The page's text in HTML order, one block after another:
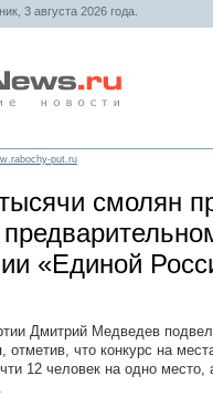
3 августа 2026 года.
put.ru
смолян
«Единой
Дмитрий Медведев
отметив, что конкурс на
12 человек на одно место,